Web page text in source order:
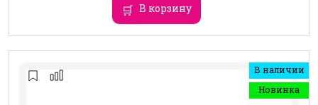
В корзину
В наличии
Новинка